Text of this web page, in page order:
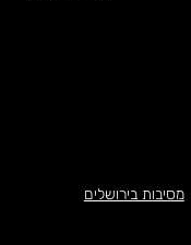
מסיבות בירושלים